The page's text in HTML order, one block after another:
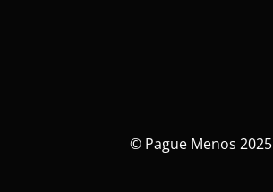
© Pague Menos 2025